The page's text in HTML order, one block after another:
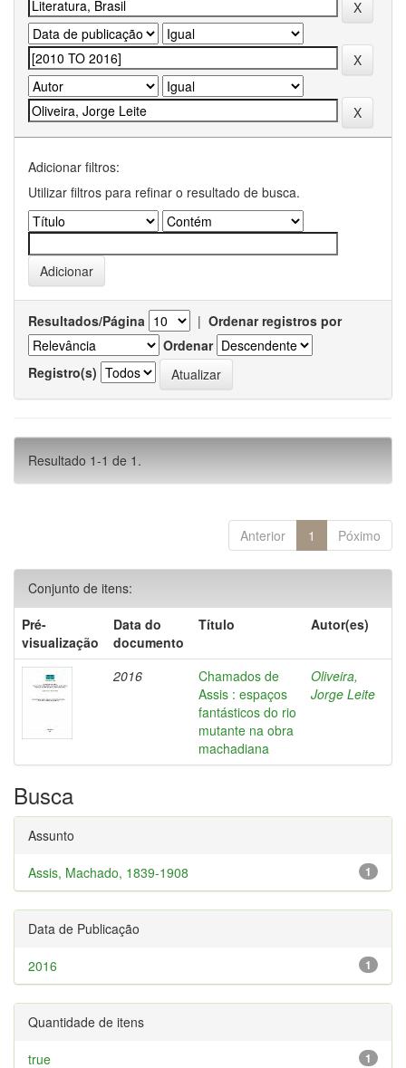
Adicionar filtros:
Utilizar filtros para refinar o resultado de busca.
Resultados/Página | Ordenar registros por
Ordenar
Registro(s)
Resultado 1-1 de 1.
Anterior 1 Póximo
Conjunto de itens:
Pré-
visualização
Data do
documento
Título Autor(es)
2016
Chamados de
Assis : espaços
fantásticos do rio
mutante na obra
machadiana
Oliveira,
Jorge Leite
Busca
Assunto
1
Assis, Machado, 1839-1908
Data de Publicação
1
2016
Quantidade de itens
1
true